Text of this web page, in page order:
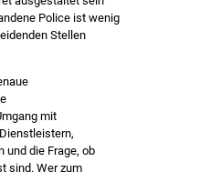
Police ist wenig
Stellen
mit
und die Frage, ob
sind. Wer zum